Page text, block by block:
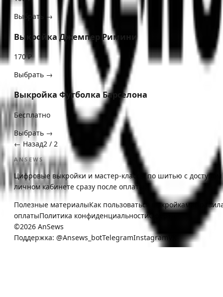
Выбрать →
Выкройка Джемпер Римини
170 ₽
Выбрать →
Выкройка Футболка Барселона
Бесплатно
Выбрать →
← Назад2 / 2
ANSEWS
Цифровые выкройки и мастер-классы по шитью с доступом
личном кабинете сразу после оплаты.
Полезные материалыКак пользоваться выкройками
оплатыПолитика конфиденциальностиОферта
©2026 AnSews
Поддержка: @Ansews_botTelegramInstagram